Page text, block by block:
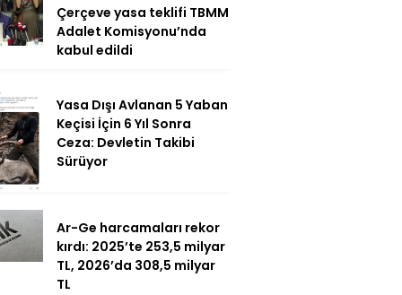
Çerçeve yasa teklifi TBMM
Adalet Komisyonu’nda
kabul edildi
Yasa Dışı Avlanan 5 Yaban
Keçisi İçin 6 Yıl Sonra
Ceza: Devletin Takibi
Sürüyor
Ar-Ge harcamaları rekor
kırdı: 2025’te 253,5 milyar
TL, 2026’da 308,5 milyar
TL